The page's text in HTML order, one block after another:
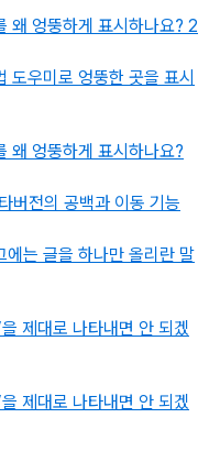
왜 엉뚱하게 표시하나요? 2
도우미로 엉뚱한 곳을 표시
왜 엉뚱하게 표시하나요?
버전의 공백과 이동 기능
에는 글을 하나만 올리란 말
’을 제대로 나타내면 안 되겠
’을 제대로 나타내면 안 되겠